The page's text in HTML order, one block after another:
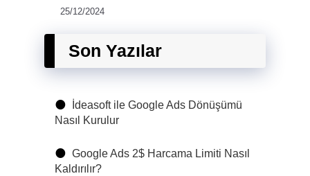
25/12/2024
Son Yazılar
İdeasoft ile Google Ads Dönüşümü
Nasıl Kurulur
Google Ads 2$ Harcama Limiti Nasıl
Kaldırılır?